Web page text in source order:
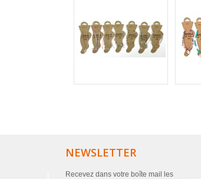
NEWSLETTER
Recevez dans votre boîte mail les